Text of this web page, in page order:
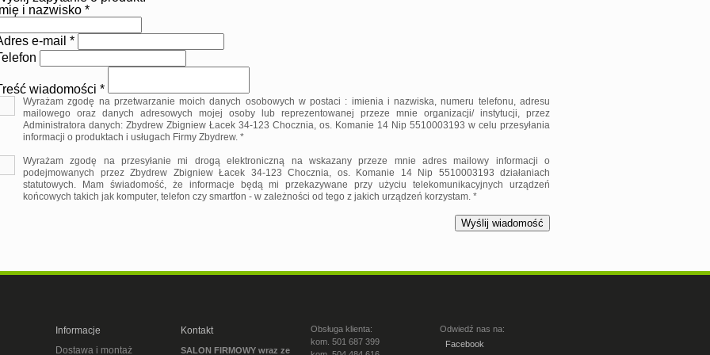
Imię i nazwisko *
e-mail *
wiadomości *
Wyrażam zgodę na przetwarzanie moich danych osobowych w postaci : imienia i nazwiska, numeru telefonu, adresu
mailowego oraz danych adresowych mojej osoby lub reprezentowanej przeze mnie organizacji/ instytucji, przez
Administratora danych: Zbydrew Zbigniew Łacek 34-123 Chocznia, os. Komanie 14 Nip 5510003193 w celu przesyłania
informacji o produktach i usługach Firmy Zbydrew. *
Wyrażam zgodę na przesyłanie mi drogą elektroniczną na wskazany przeze mnie adres mailowy informacji o
podejmowanych przez Zbydrew Zbigniew Łacek 34-123 Chocznia, os. Komanie 14 Nip 5510003193 działaniach
statutowych. Mam świadomość, że informacje będą mi przekazywane przy użyciu telekomunikacyjnych urządzeń
końcowych takich jak komputer, telefon czy smartfon - w zależności od tego z jakich urządzeń korzystam. *
Informacje
Dostawa i montaż
Kontakt
SALON FIRMOWY wraz ze
Obsługa klienta:
kom. 501 687 399
Odwiedź nas na:
Facebook